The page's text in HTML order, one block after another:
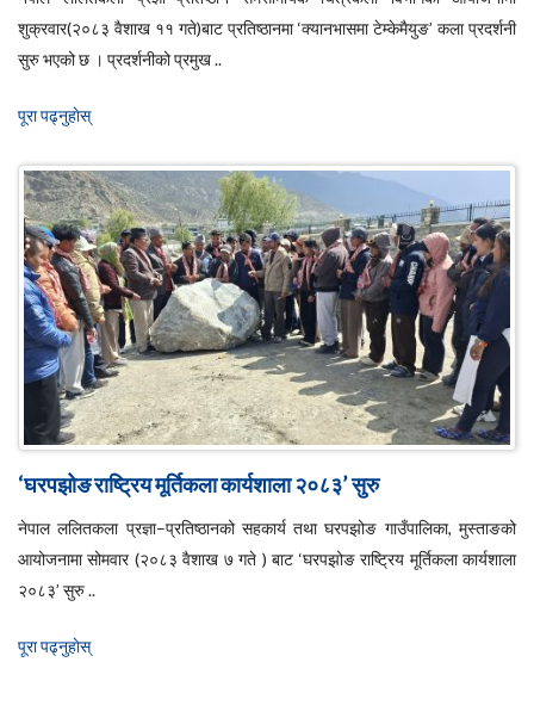
शुक्रवार(२०८३ वैशाख ११ गते)बाट प्रतिष्ठानमा ‘क्यानभासमा टेम्केमैयुङ’ कला प्रदर्शनी
सुरु भएको छ । प्रदर्शनीको प्रमुख ..
पूरा पढ्नुहाेस्
‘घरपझोङ राष्ट्रिय मूर्तिकला कार्यशाला २०८३’ सुरु
नेपाल ललितकला प्रज्ञा–प्रतिष्ठानको सहकार्य तथा घरपझोङ गाउँपालिका, मुस्ताङको
आयोजनामा सोमवार (२०८३ वैशाख ७ गते ) बाट ‘घरपझोङ राष्ट्रिय मूर्तिकला कार्यशाला
२०८३’ सुरु ..
पूरा पढ्नुहाेस्